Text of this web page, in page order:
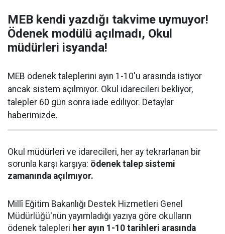
MEB kendi yazdığı takvime uymuyor!
Ödenek modülü açılmadı, Okul
müdürleri isyanda!
MEB ödenek taleplerini ayın 1-10'u arasında istiyor
ancak sistem açılmıyor. Okul idarecileri bekliyor,
talepler 60 gün sonra iade ediliyor. Detaylar
haberimizde.
Okul müdürleri ve idarecileri, her ay tekrarlanan bir
sorunla karşı karşıya: ödenek talep sistemi
zamanında açılmıyor.
Millî Eğitim Bakanlığı Destek Hizmetleri Genel
Müdürlüğü'nün yayımladığı yazıya göre okulların
ödenek talepleri her ayın 1-10 tarihleri arasında